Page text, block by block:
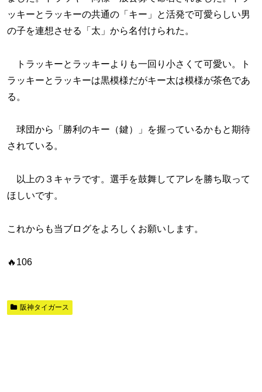
ッキーとラッキーの共通の「キー」と活発で可愛らしい男
の子を連想させる「太」から名付けられた。
トラッキーとラッキーよりも一回り小さくて可愛い。ト
ラッキーとラッキーは黒模様だがキー太は模様が茶色であ
る。
球団から「勝利のキー（鍵）」を握っているかもと期待
されている。
以上の３キャラです。選手を鼓舞してアレを勝ち取って
ほしいです。
これからも当ブログをよろしくお願いします。
🔥106
阪神タイガース